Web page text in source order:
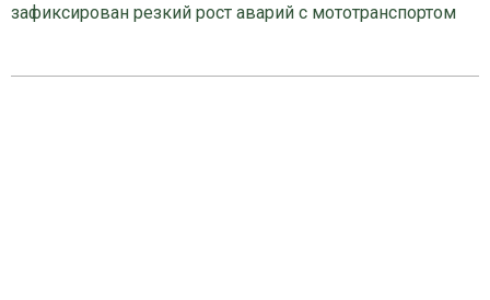
зафиксирован резкий рост аварий с мототранспортом